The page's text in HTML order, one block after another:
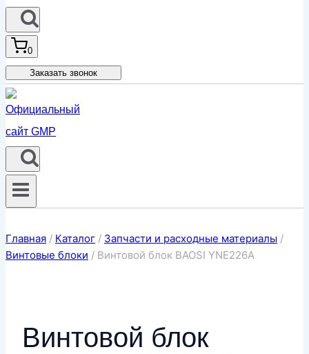
0
Заказать звонок
Главная / Каталог / Запчасти и расходные материалы /
Винтовые блоки / Винтовой блок BAOSI YNE226A
Винтовой блок